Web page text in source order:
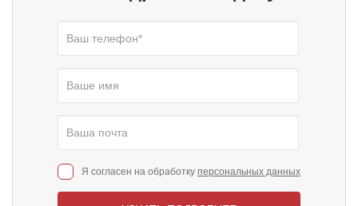
Я согласен на обработку персональных данных